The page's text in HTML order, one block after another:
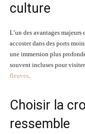
culture
L’un des avantages
accoster dans des ports
une immersion plus
souvent incluses pour
fleuves.
Choisir la
ressemble